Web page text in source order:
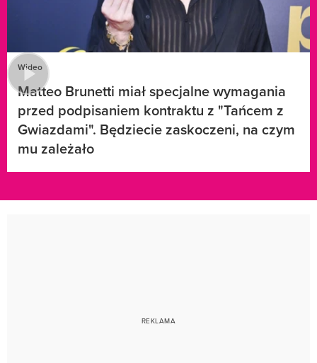
Wideo
Matteo Brunetti miał specjalne wymagania
przed podpisaniem kontraktu z "Tańcem z
Gwiazdami". Będziecie zaskoczeni, na czym
mu zależało